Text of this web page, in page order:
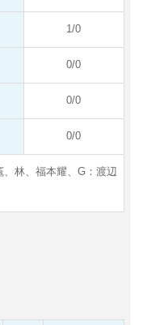
1/0
0/0
0/0
0/0
林、福本耀、G：渡辺